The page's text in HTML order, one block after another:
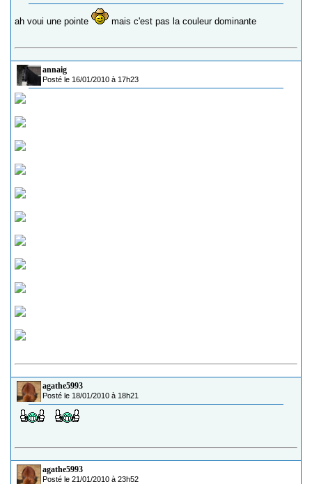
ah voui une pointe mais c'est pas la couleur dominante
annaig
Posté le 16/01/2010 à 17h23
agathe5993
Posté le 18/01/2010 à 18h21
agathe5993
Posté le 21/01/2010 à 23h52